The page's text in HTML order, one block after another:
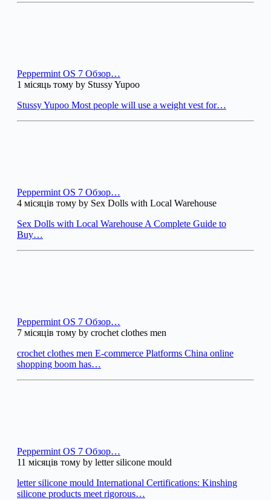
Peppermint OS 7 Обзор…
1 місяць тому by Stussy Yupoo
Stussy Yupoo Most people will use a weight vest for…
Peppermint OS 7 Обзор…
4 місяців тому by Sex Dolls with Local Warehouse
Sex Dolls with Local Warehouse A Complete Guide to
Buy…
Peppermint OS 7 Обзор…
7 місяців тому by crochet clothes men
crochet clothes men E-commerce Platforms China online
shopping boom has…
Peppermint OS 7 Обзор…
11 місяців тому by letter silicone mould
letter silicone mould International Certifications: Kinshing
silicone products meet rigorous…